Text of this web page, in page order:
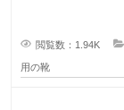
閲覧数：1.94K
用の靴